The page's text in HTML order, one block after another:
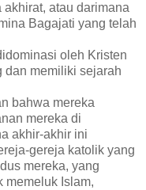
atau darimana
Bagajati yang telah
oleh Kristen
dan memiliki sejarah
bahwa mereka
mereka di
akhir-akhir ini
gereja katolik yang
mereka, yang
memeluk Islam,